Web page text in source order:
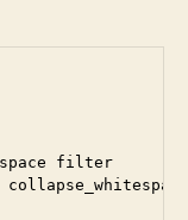
filter